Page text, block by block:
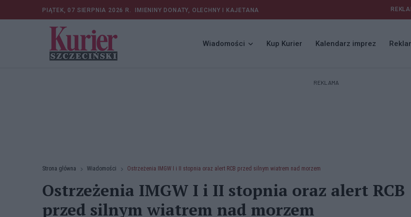
PIĄTEK, 07 SIERPNIA 2026 R. IMIENINY DONATY, OLECHNY I KAJETANA
Wiadomości Kup Kurier Kalendarz imprez
REKLAMA
Strona główna Wiadomości Ostrzeżenia IMGW I i II stopnia oraz alert RCB przed silnym wiatrem nad morzem
Ostrzeżenia IMGW I i II stopnia oraz alert RCB
przed silnym wiatrem nad morzem